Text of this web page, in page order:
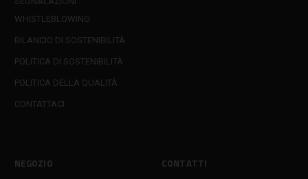
WHISTLEBLOWING
BILANCIO DI SOSTENIBILITÀ
POLITICA DI SOSTENIBILITÀ
POLITICA DELLA QUALITÀ
CONTATTACI
NEGOZIO CONTATTI